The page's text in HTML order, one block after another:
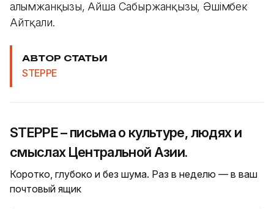
Ғалымжанқызы, Айша Сабыржанқызы, Әшімбек
Айтқали.
АВТОР СТАТЬИ
STEPPE
STEPPE – письма о культуре, людях и
смыслах Центральной Азии.
Коротко, глубоко и без шума. Раз в неделю — в ваш
почтовый ящик